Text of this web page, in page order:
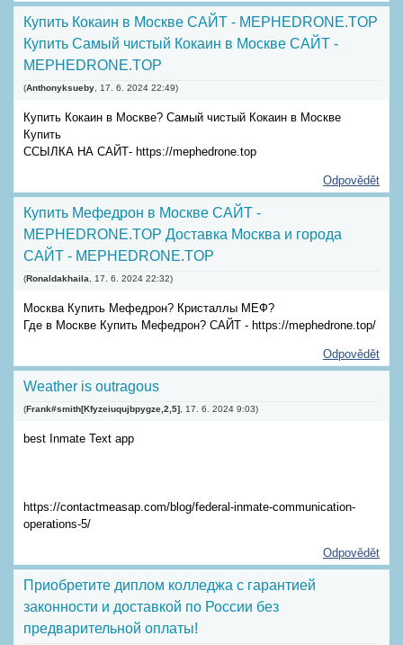
Купить Кокаин в Москве САЙТ - MEPHEDRONE.TOP
Купить Самый чистый Кокаин в Москве САЙТ -
MEPHEDRONE.TOP
(Anthonyksueby 17. 6. 2024 22:49)
Купить Кокаин в Москве? Самый чистый Кокаин в Москве
Купить
ССЫЛКА НА САЙТ- https://mephedrone.top
Odpovědět
Купить Мефедрон в Москве САЙТ -
MEPHEDRONE.TOP Доставка Москва и города
САЙТ - MEPHEDRONE.TOP
(Ronaldakhaila 17. 6. 2024 22:32)
Москва Купить Мефедрон? Кристаллы МЕФ?
Где в Москве Купить Мефедрон? САЙТ - https://mephedrone.top/
Odpovědět
Weather is outragous
(Frank#smith[Kfyzeiuqujbpygze,2,5] 17. 6. 2024 9:03)
best Inmate Text app
https://contactmeasap.com/blog/federal-inmate-communication-
operations-5/
Odpovědět
Приобретите диплом колледжа с гарантией
законности и доставкой по России без
предварительной оплаты!